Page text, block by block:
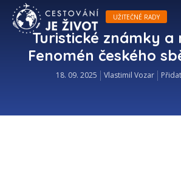
UŽITEČNÉ RADY
Turistické známky a
Fenomén českého
18. 09. 2025 Vlastimil Vozar